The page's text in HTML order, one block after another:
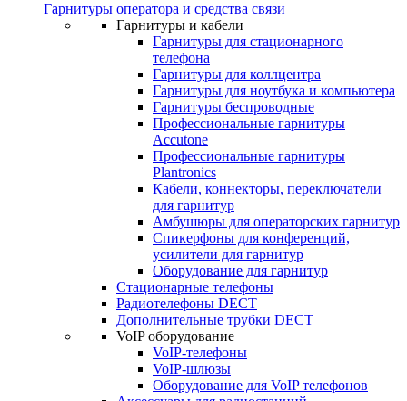
Гарнитуры оператора и средства связи
Гарнитуры и кабели
Гарнитуры для стационарного
телефона
Гарнитуры для коллцентра
Гарнитуры для ноутбука и компьютера
Гарнитуры беспроводные
Профессиональные гарнитуры
Accutone
Профессиональные гарнитуры
Plantronics
Кабели, коннекторы, переключатели
для гарнитур
Амбушюры для операторских гарнитур
Cпикерфоны для конференций,
усилители для гарнитур
Оборудование для гарнитур
Стационарные телефоны
Радиотелефоны DECT
Дополнительные трубки DECT
VoIP оборудование
VoIP-телефоны
VoIP-шлюзы
Оборудование для VoIP телефонов